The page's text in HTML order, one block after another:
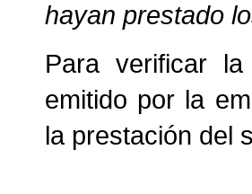
hayan prestado
Para verificar
emitido por la
la prestación del